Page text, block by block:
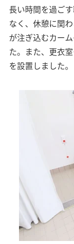
長い時間を過ご
なく、休憩に関
が注ぎ込むカー
た。また、更衣
を設置しました。